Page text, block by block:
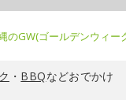
のGW(ゴールデンウィ
・ BBQなどおでかけ